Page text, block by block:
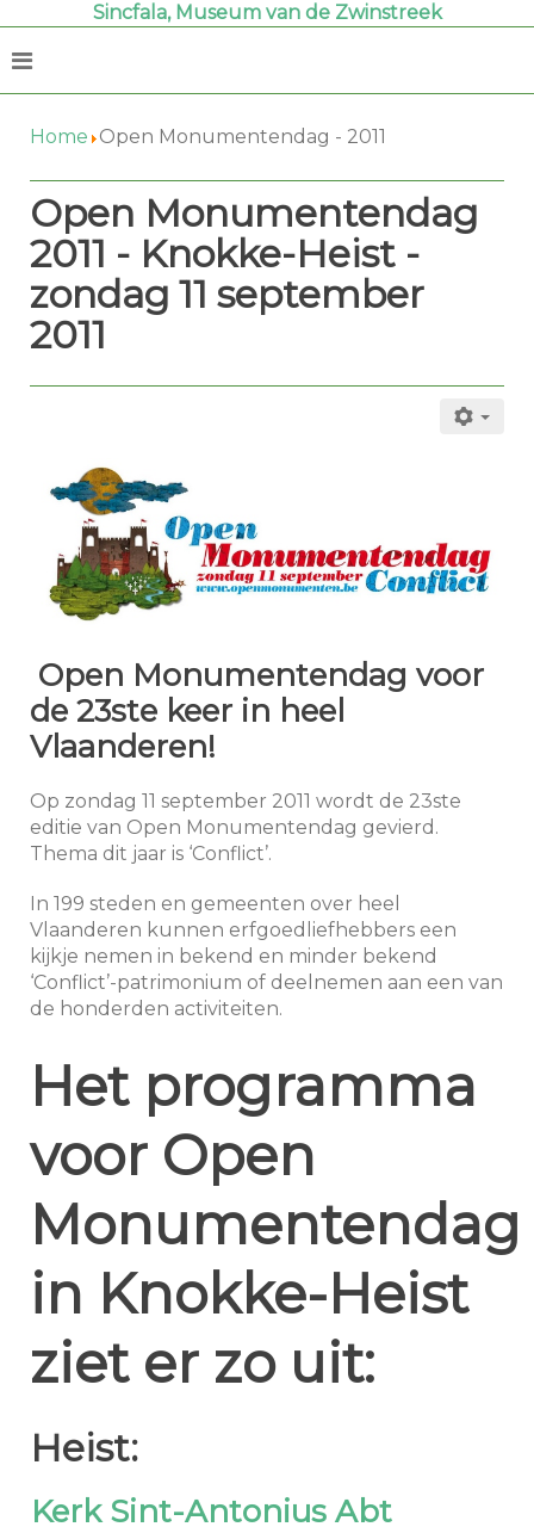
Sincfala, Museum van de Zwinstreek
Home Open Monumentendag - 2011
Open Monumentendag
2011 - Knokke-Heist -
zondag 11 september
2011
Open Monumentendag voor
de 23ste keer in heel
Vlaanderen!
Op zondag 11 september 2011 wordt de 23ste
editie van Open Monumentendag gevierd.
Thema dit jaar is ‘Conflict’.
In 199 steden en gemeenten over heel
Vlaanderen kunnen erfgoedliefhebbers een
kijkje nemen in bekend en minder bekend
‘Conflict’-patrimonium of deelnemen aan een van
de honderden activiteiten.
Het programma
voor Open
Monumentendag
in Knokke-Heist
ziet er zo uit:
Heist:
Kerk Sint-Antonius Abt